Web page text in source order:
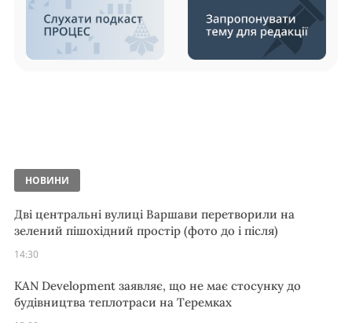
НОВИНИ
Дві центральні вулиці Варшави перетворили на
зелений пішохідний простір (фото до і після)
14:30
KAN Development заявляє, що не має стосунку до
будівництва теплотраси на Теремках